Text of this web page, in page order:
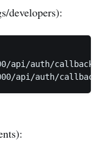
developers):
api/auth/callback/